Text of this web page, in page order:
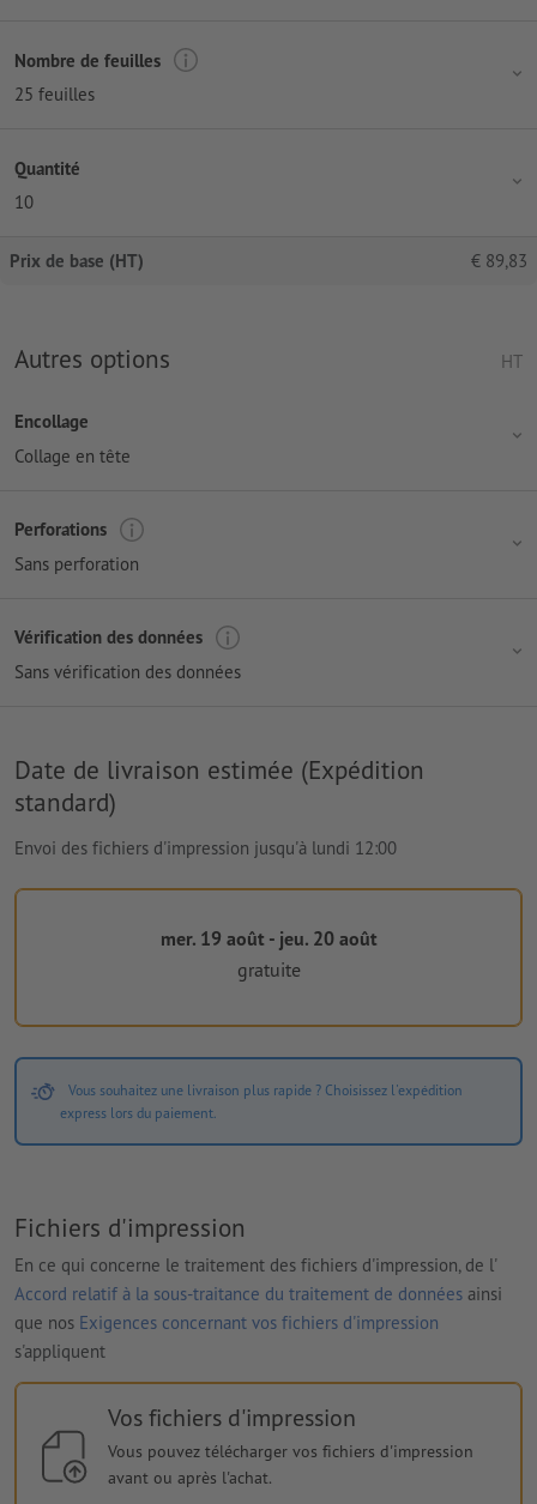
Nombre de feuilles
25 feuilles
Quantité
10
Prix de base (HT) € 89,83
Autres options HT
Encollage
Collage en tête
Perforations
Sans perforation
Vérification des données
Sans vérification des données
Date de livraison estimée (Expédition
standard)
Envoi des fichiers d'impression jusqu'à lundi 12:00
mer. 19 août - jeu. 20 août
gratuite
Vous souhaitez une livraison plus rapide ? Choisissez l'expédition
express lors du paiement.
Fichiers d'impression
En ce qui concerne le traitement des fichiers d'impression, de l'
Accord relatif à la sous-traitance du traitement de données ainsi
que nos Exigences concernant vos fichiers d'impression
s'appliquent
Vos fichiers d'impression
Vous pouvez télécharger vos fichiers d'impression
avant ou après l'achat.